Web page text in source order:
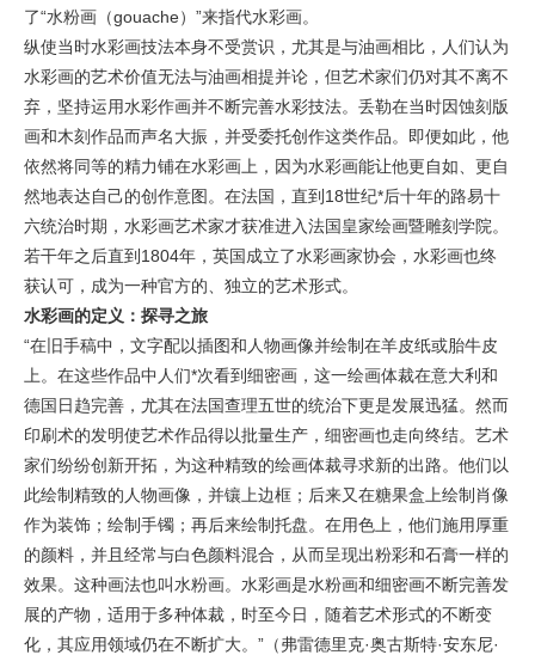
了“水粉画（gouache）”来指代水彩画。
纵使当时水彩画技法本身不受赏识，尤其是与油画相比，人们认为
水彩画的艺术价值无法与油画相提并论，但艺术家们仍对其不离不
弃，坚持运用水彩作画并不断完善水彩技法。丢勒在当时因蚀刻版
画和木刻作品而声名大振，并受委托创作这类作品。即便如此，他
依然将同等的精力铺在水彩画上，因为水彩画能让他更自如、更自
然地表达自己的创作意图。在法国，直到18世纪*后十年的路易十
六统治时期，水彩画艺术家才获准进入法国皇家绘画暨雕刻学院。
若干年之后直到1804年，英国成立了水彩画家协会，水彩画也终
获认可，成为一种官方的、独立的艺术形式。
水彩画的定义：探寻之旅
“在旧手稿中，文字配以插图和人物画像并绘制在羊皮纸或胎牛皮
上。在这些作品中人们*次看到细密画，这一绘画体裁在意大利和
德国日趋完善，尤其在法国查理五世的统治下更是发展迅猛。然而
印刷术的发明使艺术作品得以批量生产，细密画也走向终结。艺术
家们纷纷创新开拓，为这种精致的绘画体裁寻求新的出路。他们以
此绘制精致的人物画像，并镶上边框；后来又在糖果盒上绘制肖像
作为装饰；绘制手镯；再后来绘制托盘。在用色上，他们施用厚重
的颜料，并且经常与白色颜料混合，从而呈现出粉彩和石膏一样的
效果。这种画法也叫水粉画。水彩画是水粉画和细密画不断完善发
展的产物，适用于多种体裁，时至今日，随着艺术形式的不断变
化，其应用领域仍在不断扩大。”（弗雷德里克·奥古斯特·安东尼·